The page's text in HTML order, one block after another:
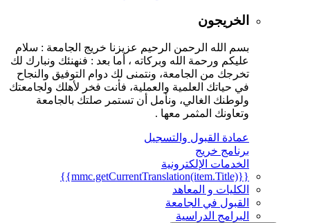
الخريجون
بسم الله الرحمن الرحيم عزيزنا خريج الجامعة : سلام
عليكم ورحمة الله وبركاته ، أما بعد : فنهنئك ونبارك لك
تخرجك من الجامعة، ونتمنى لك دوام التوفيق والنجاح
في حياتك العلمية والعملية، فأنت فخر لأهلك ولجامعتك
ولوطنك الغالي، ونأمل أن تستمر صلتك بالجامعة
وتعاونك المثمر معها .
عمادة القبول والتسجيل
برنامج خريج
الخدمات الإلكترونية
{{mmc.getCurrentTranslation(item.Title)}}
الكليات و المعاهد
القبول في الجامعة
البرامج الدراسية